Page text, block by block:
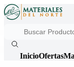
InicioOfertas